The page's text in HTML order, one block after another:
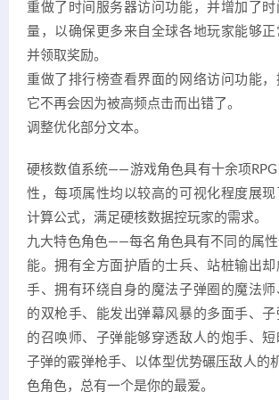
重做了时间服务器访问功能，并增加了
量，以确保更多来自全球各地玩家能够
并领取奖励。
重做了排行榜查看界面的网络访问功能，
它不再会因为被高频点击而出错了。
调整优化部分文本。
硬核数值系统——游戏角色具有十余项
性，每项属性均以较高的可视化程度展
计算公式，满足硬核数据控玩家的需求。
九大特色角色——每名角色具有不同的属
能。拥有全方面护盾的士兵、站桩输出
手、拥有环绕自身的魔法子弹圈的魔法师
的双枪手、能发出弹幕风暴的多面手、
的召唤师、子弹能够穿透敌人的炮手、
子弹的霰弹枪手、以体型优势碾压敌人的
色角色，总有一个是你的最爱。